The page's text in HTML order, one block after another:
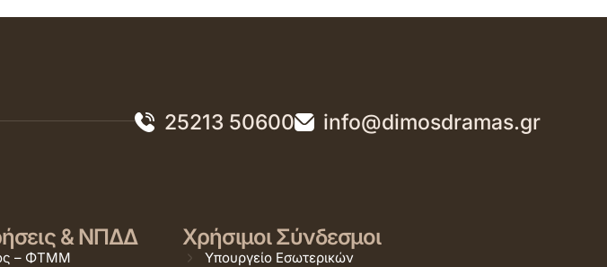
25213 50600 info@dimosdramas.gr
& ΝΠΔΔ
– ΦΤΜΜ
Χρήσιμοι Σύνδεσμοι
Υπουργείο Εσωτερικών